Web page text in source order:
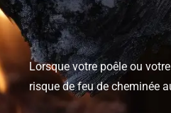
Lorsque votre poêle ou
risque de feu de cheminée